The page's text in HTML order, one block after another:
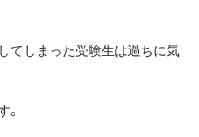
てしまった受験生は過ちに気
。